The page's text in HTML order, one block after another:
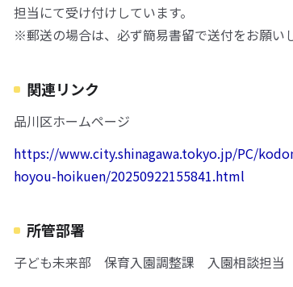
担当にて受け付けしています。
※郵送の場合は、必ず簡易書留で送付をお願いし
関連リンク
品川区ホームページ
https://www.city.shinagawa.tokyo.jp/PC/
hoyou-hoikuen/20250922155841.html
所管部署
子ども未来部 保育入園調整課 入園相談担当